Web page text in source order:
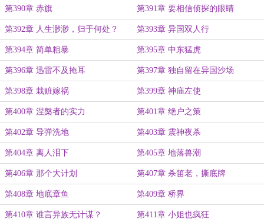
第390章 赤旗 第391章 要相信侦探的眼睛
第392章 人生渺渺，归于何处？ 第393章 异国双人行
第394章 简单粗暴 第395章 中东猛虎
第396章 迅雷不及掩耳 第397章 独自留在异国沙场
第398章 栽赃嫁祸 第399章 神庙左使
第400章 涅槃者的实力 第401章 绝户之策
第402章 导弹洗地 第403章 震神夜杀
第404章 离人泪下 第405章 地落兽潮
第406章 那个大计划 第407章 杀笛老，撕底牌
第408章 地底章鱼 第409章 桥界
第410章 谁言异族无计谋？ 第411章 小姐也疯狂